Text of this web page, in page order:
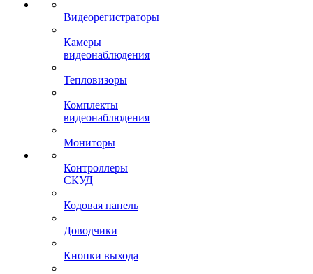
Видеорегистраторы
Камеры
видеонаблюдения
Тепловизоры
Комплекты
видеонаблюдения
Мониторы
Контроллеры
СКУД
Кодовая панель
Доводчики
Кнопки выхода